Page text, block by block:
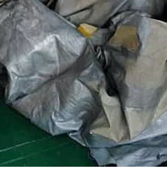
cadáveres entre los restos
de Java con 189 personas a
de Indonesia, Agus
8 kilómetros al este de la
accidentado desapareció
ha explicado que a bordo del
de la tripulación. Entre los